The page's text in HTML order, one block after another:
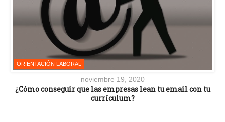
ORIENTACIÓN LABORAL
noviembre 19, 2020
¿Cómo conseguir que las empresas lean tu email con tu
currículum?